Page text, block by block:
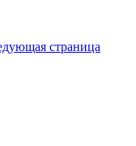
страница